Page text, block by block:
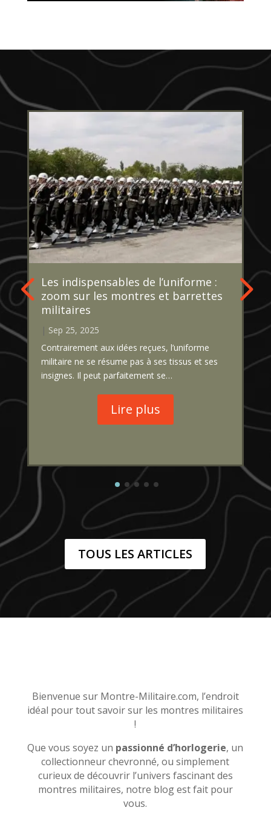
Les indispensables de l’uniforme :
zoom sur les montres et barrettes
militaires
| Sep 25, 2025
Contrairement aux idées reçues, l’uniforme
militaire ne se résume pas à ses tissus et ses
insignes. Il peut parfaitement se…
Lire plus
TOUS LES ARTICLES
Bienvenue sur Montre-Militaire.com, l’endroit
idéal pour tout savoir sur les montres militaires
!
Que vous soyez un passionné d’horlogerie, un
collectionneur chevronné, ou simplement
curieux de découvrir l’univers fascinant des
montres militaires, notre blog est fait pour
vous.